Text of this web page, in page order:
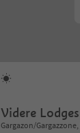
Videre Lodges
Gargazon/